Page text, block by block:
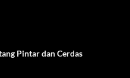
Pintar dan Cerdas